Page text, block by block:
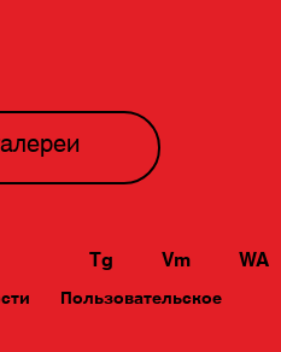
Tg Vm WA
Пользовательское